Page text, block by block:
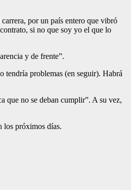
por un país entero que vibró
si no que soy yo el que lo
y de frente”.
tendría problemas (en seguir). Habrá
que no se deban cumplir”. A su vez,
los próximos días.